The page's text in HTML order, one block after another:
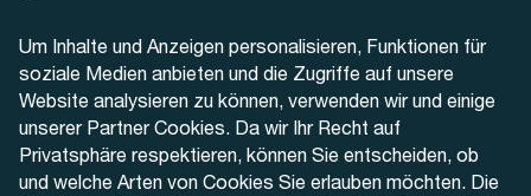
Um Inhalte und Anzeigen personalisieren, Funktionen für
soziale Medien anbieten und die Zugriffe auf unsere
Website analysieren zu können, verwenden wir und einige
unserer Partner Cookies. Da wir Ihr Recht auf
Privatsphäre respektieren, können Sie entscheiden, ob
und welche Arten von Cookies Sie erlauben möchten. Die
+41 32 622 37 22
Kontaktformular